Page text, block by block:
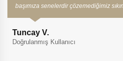
başımıza senelerdir çözemediğimiz
Tuncay V.
Doğrulanmış Kullanıcı